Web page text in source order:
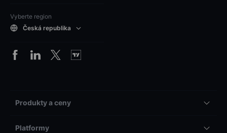
Vyberte region
Česká republika
Produkty a ceny
Platformy